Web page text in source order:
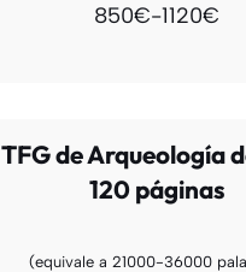
850€-1120€
TFG de Arqueología
120 páginas
(equivale a 21000-36000